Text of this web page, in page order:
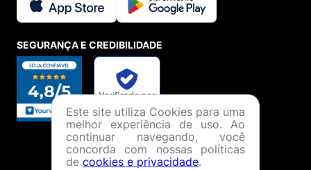
SEGURANÇA E CREDIBILIDADE
Este site utiliza Cookies para uma
melhor experiência de uso. Ao
continuar navegando, você
concorda com nossas políticas
de cookies e privacidade.